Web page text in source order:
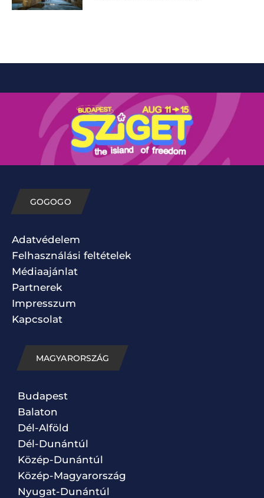
GOGOGO
Adatvédelem
Felhasználási feltételek
Médiaajánlat
Partnerek
Impresszum
Kapcsolat
MAGYARORSZÁG
Budapest
Balaton
Dél-Alföld
Dél-Dunántúl
Közép-Dunántúl
Közép-Magyarország
Nyugat-Dunántúl